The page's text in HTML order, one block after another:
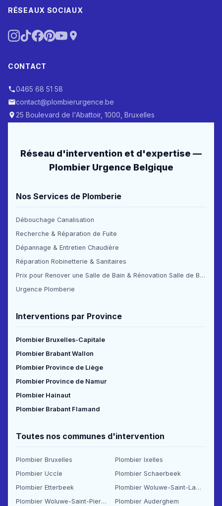
RÉSEAUX SOCIAUX
CONTACT
0465 68 51 58
contact@plombierurgence.be
25 Boulevard de l'Abattoir, 1000, Bruxelles
Réseau d'intervention et d'expertise —
Plombier Urgence Belgique
Nos Services de Plomberie
Débouchage Canalisation
Recherche & Réparation de Fuite
Dépannage & Entretien Chaudière
Réparation Robinetterie & Sanitaires
Prix pour Renover une Salle de Bain & Rénovation Salle de Bain Prix
Urgence Plomberie
Interventions par Province
Plombier Bruxelles-Capitale
Plombier Brabant Wallon
Plombier Province de Liège
Plombier Province de Namur
Plombier Hainaut
Plombier Brabant Flamand
Toutes nos communes d'intervention
Plombier Bruxelles
Plombier Ixelles
Plombier Uccle
Plombier Schaerbeek
Plombier Etterbeek
Plombier Woluwe-Saint-Lambert
Plombier Woluwe-Saint-Pierre
Plombier Auderghem